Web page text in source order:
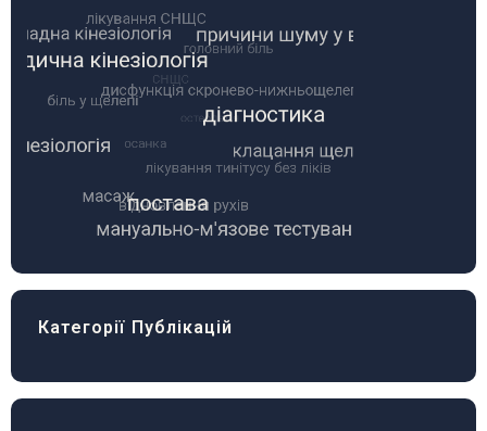
Категорії Публікацій